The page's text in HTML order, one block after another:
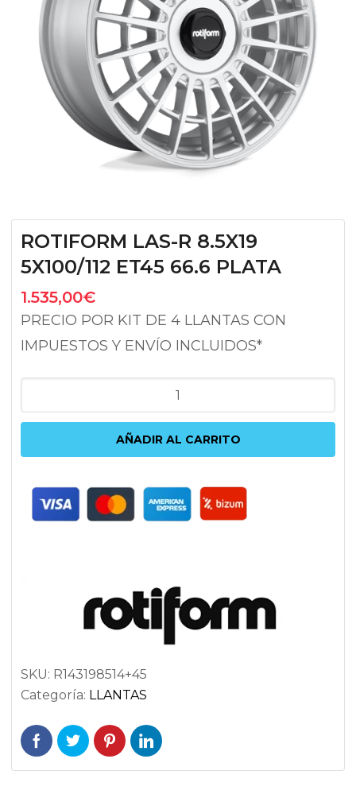
ROTIFORM LAS-R 8.5X19
5X100/112 ET45 66.6 PLATA
1.535,00€
PRECIO POR KIT DE 4 LLANTAS CON
IMPUESTOS Y ENVÍO INCLUIDOS*
LAS-
8.5X19
ET45
66.6
AÑADIR AL CARRITO
SKU: R143198514+45
Categoría: LLANTAS